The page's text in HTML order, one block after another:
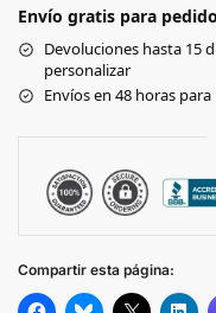
MARINO
NEGRO
Envío gratis para
Devoluciones hasta 15
personalizar
Envíos en 48 horas
Compartir esta página: